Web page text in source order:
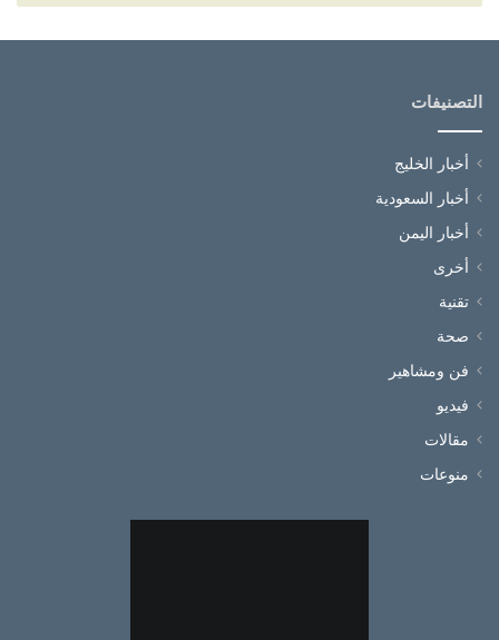
التصنيفات
أخبار الخليج
أخبار السعودية
أخبار اليمن
أخرى
تقنية
صحة
فن ومشاهير
فيديو
مقالات
منوعات